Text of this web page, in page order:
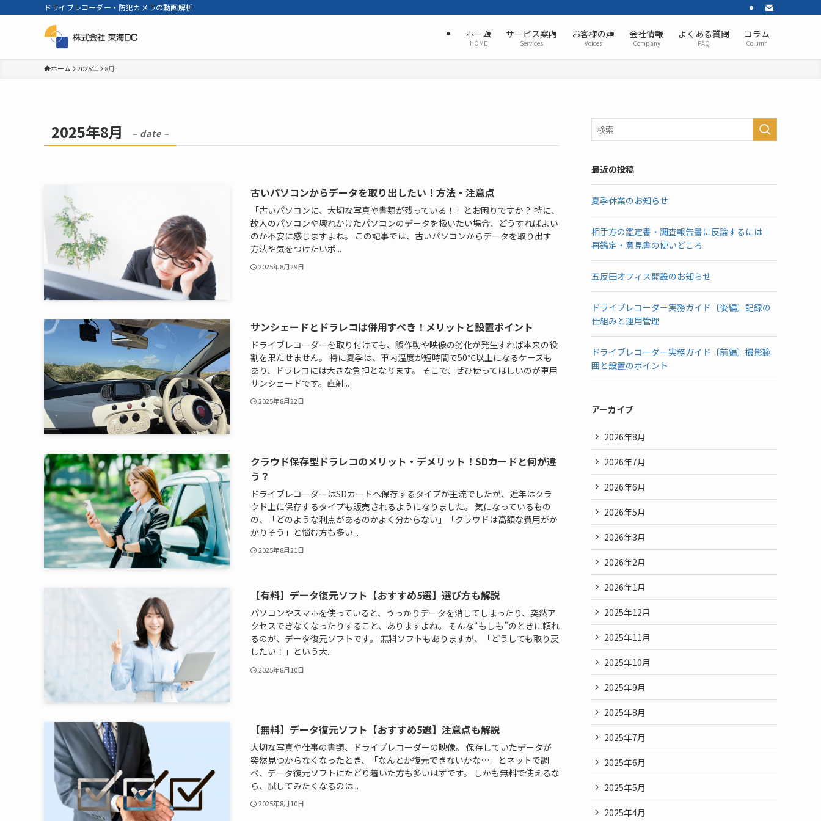
ドライブレコーダー・防犯カメラの動画解析
ホーム
HOME
サービス案内
Services
お客様の声
Voices
会社情報
Company
よくある質問
FAQ
コラム
Column
ホーム 2025年 8月
2025年8月 – date –
古いパソコンからデータを取り出したい！方法・注意点
「古いパソコンに、大切な写真や書類が残っている！」とお困りですか？ 特に、
故人のパソコンや壊れかけたパソコンのデータを扱いたい場合、どうすればよい
のか不安に感じますよね。 この記事では、古いパソコンからデータを取り出す
方法や気をつけたいポ...
2025年8月29日
サンシェードとドラレコは併用すべき！メリットと設置ポイント
ドライブレコーダーを取り付けても、誤作動や映像の劣化が発生すれば本来の役
割を果たせません。 特に夏季は、車内温度が短時間で50℃以上になるケースも
あり、ドラレコには大きな負担となります。 そこで、ぜひ使ってほしいのが車用
サンシェードです。直射...
2025年8月22日
クラウド保存型ドラレコのメリット・デメリット！SDカードと何が違
う？
ドライブレコーダーはSDカードへ保存するタイプが主流でしたが、近年はクラ
ウド上に保存するタイプも販売されるようになりました。 気になっているもの
の、「どのような利点があるのかよく分からない」「クラウドは高額な費用がか
かりそう」と悩む方も多い...
2025年8月21日
【有料】データ復元ソフト【おすすめ5選】選び方も解説
パソコンやスマホを使っていると、うっかりデータを消してしまったり、突然ア
クセスできなくなったりすること、ありますよね。 そんな“もしも”のときに頼れ
るのが、データ復元ソフトです。 無料ソフトもありますが、「どうしても取り戻
したい！」という大...
2025年8月10日
【無料】データ復元ソフト【おすすめ5選】注意点も解説
大切な写真や仕事の書類、ドライブレコーダーの映像。 保存していたデータが
突然見つからなくなったとき、「なんとか復元できないかな…」とネットで調
べ、データ復元ソフトにたどり着いた方も多いはずです。 しかも無料で使えるな
ら、試してみたくなるのは...
2025年8月10日
最近の投稿
夏季休業のお知らせ
相手方の鑑定書・調査報告書に反論するには｜
再鑑定・意見書の使いどころ
五反田オフィス開設のお知らせ
ドライブレコーダー実務ガイド〔後編〕記録の
仕組みと運用管理
ドライブレコーダー実務ガイド〔前編〕撮影範
囲と設置のポイント
アーカイブ
2026年8月
2026年7月
2026年6月
2026年5月
2026年3月
2026年2月
2026年1月
2025年12月
2025年11月
2025年10月
2025年9月
2025年8月
2025年7月
2025年6月
2025年5月
2025年4月